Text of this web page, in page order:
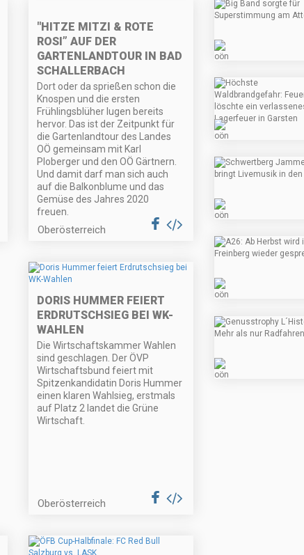
"HITZE MITZI & ROTE
ROSI” AUF DER
GARTENLANDTOUR IN BAD
SCHALLERBACH
Dort oder da sprießen schon die
Knospen und die ersten
Frühlingsblüher lugen bereits
hervor. Das ist der Zeitpunkt für
die Gartenlandtour des Landes
OÖ gemeinsam mit Karl
Ploberger und den OÖ Gärtnern.
Und damit darf man sich auch
auf die Balkonblume und das
Gemüse des Jahres 2020
freuen.
Oberösterreich
DORIS HUMMER FEIERT
ERDRUTSCHSIEG BEI WK-
WAHLEN
Die Wirtschaftskammer Wahlen
sind geschlagen. Der ÖVP
Wirtschaftsbund feiert mit
Spitzenkandidatin Doris Hummer
einen klaren Wahlsieg, erstmals
auf Platz 2 landet die Grüne
Wirtschaft.
Oberösterreich